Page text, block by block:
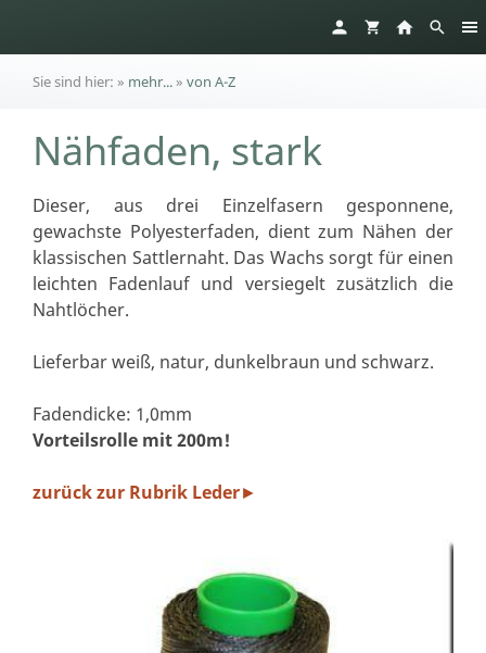
Sie sind hier: » mehr...» von A-Z
Nähfaden, stark
Dieser, aus drei Einzelfasern gesponnene,
gewachste Polyesterfaden, dient zum Nähen der
klassischen Sattlernaht. Das Wachs sorgt für einen
leichten Fadenlauf und versiegelt zusätzlich die
Nahtlöcher.
Lieferbar weiß, natur, dunkelbraun und schwarz.
Fadendicke: 1,0mm
Vorteilsrolle mit 200m!
zurück zur Rubrik Leder►